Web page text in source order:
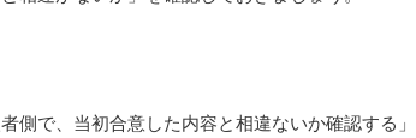
側で、当初合意した内容と相違ないか確認する」